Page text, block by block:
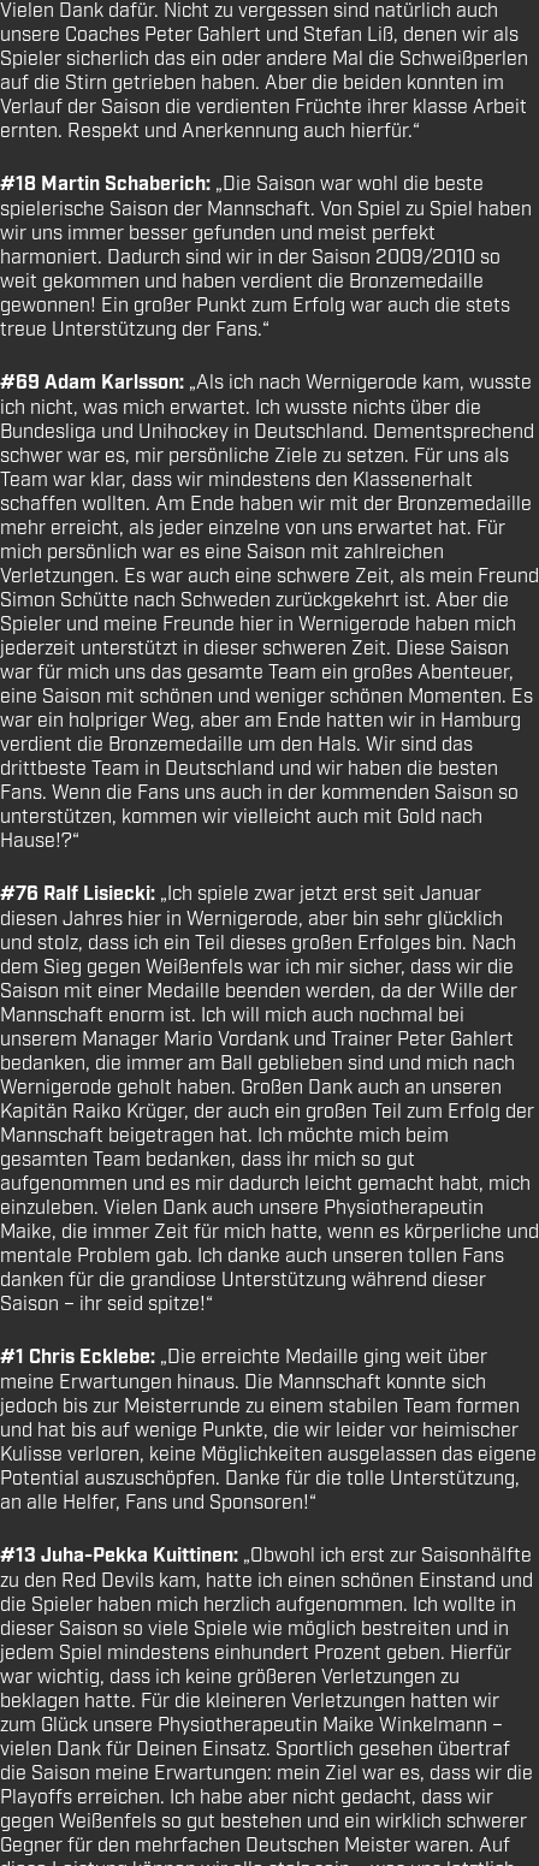
Vielen Dank dafür. Nicht zu vergessen sind natürlich auch
unsere Coaches Peter Gahlert und Stefan Liß, denen wir als
Spieler sicherlich das ein oder andere Mal die Schweißperlen
auf die Stirn getrieben haben. Aber die beiden konnten im
Verlauf der Saison die verdienten Früchte ihrer klasse Arbeit
ernten. Respekt und Anerkennung auch hierfür.“
#18 Martin Schaberich: „Die Saison war wohl die beste
spielerische Saison der Mannschaft. Von Spiel zu Spiel haben
wir uns immer besser gefunden und meist perfekt
harmoniert. Dadurch sind wir in der Saison 2009/2010 so
weit gekommen und haben verdient die Bronzemedaille
gewonnen! Ein großer Punkt zum Erfolg war auch die stets
treue Unterstützung der Fans.“
#69 Adam Karlsson: „Als ich nach Wernigerode kam, wusste
ich nicht, was mich erwartet. Ich wusste nichts über die
Bundesliga und Unihockey in Deutschland. Dementsprechend
schwer war es, mir persönliche Ziele zu setzen. Für uns als
Team war klar, dass wir mindestens den Klassenerhalt
schaffen wollten. Am Ende haben wir mit der Bronzemedaille
mehr erreicht, als jeder einzelne von uns erwartet hat. Für
mich persönlich war es eine Saison mit zahlreichen
Verletzungen. Es war auch eine schwere Zeit, als mein Freund
Simon Schütte nach Schweden zurückgekehrt ist. Aber die
Spieler und meine Freunde hier in Wernigerode haben mich
jederzeit unterstützt in dieser schweren Zeit. Diese Saison
war für mich uns das gesamte Team ein großes Abenteuer,
eine Saison mit schönen und weniger schönen Momenten. Es
war ein holpriger Weg, aber am Ende hatten wir in Hamburg
verdient die Bronzemedaille um den Hals. Wir sind das
drittbeste Team in Deutschland und wir haben die besten
Fans. Wenn die Fans uns auch in der kommenden Saison so
unterstützen, kommen wir vielleicht auch mit Gold nach
Hause!?“
#76 Ralf Lisiecki: „Ich spiele zwar jetzt erst seit Januar
diesen Jahres hier in Wernigerode, aber bin sehr glücklich
und stolz, dass ich ein Teil dieses großen Erfolges bin. Nach
dem Sieg gegen Weißenfels war ich mir sicher, dass wir die
Saison mit einer Medaille beenden werden, da der Wille der
Mannschaft enorm ist. Ich will mich auch nochmal bei
unserem Manager Mario Vordank und Trainer Peter Gahlert
bedanken, die immer am Ball geblieben sind und mich nach
Wernigerode geholt haben. Großen Dank auch an unseren
Kapitän Raiko Krüger, der auch ein großen Teil zum Erfolg der
Mannschaft beigetragen hat. Ich möchte mich beim
gesamten Team bedanken, dass ihr mich so gut
aufgenommen und es mir dadurch leicht gemacht habt, mich
einzuleben. Vielen Dank auch unsere Physiotherapeutin
Maike, die immer Zeit für mich hatte, wenn es körperliche und
mentale Problem gab. Ich danke auch unseren tollen Fans
danken für die grandiose Unterstützung während dieser
Saison – ihr seid spitze!“
#1 Chris Ecklebe: „Die erreichte Medaille ging weit über
meine Erwartungen hinaus. Die Mannschaft konnte sich
jedoch bis zur Meisterrunde zu einem stabilen Team formen
und hat bis auf wenige Punkte, die wir leider vor heimischer
Kulisse verloren, keine Möglichkeiten ausgelassen das eigene
Potential auszuschöpfen. Danke für die tolle Unterstützung,
an alle Helfer, Fans und Sponsoren!“
#13 Juha-Pekka Kuittinen: „Obwohl ich erst zur Saisonhälfte
zu den Red Devils kam, hatte ich einen schönen Einstand und
die Spieler haben mich herzlich aufgenommen. Ich wollte in
dieser Saison so viele Spiele wie möglich bestreiten und in
jedem Spiel mindestens einhundert Prozent geben. Hierfür
war wichtig, dass ich keine größeren Verletzungen zu
beklagen hatte. Für die kleineren Verletzungen hatten wir
zum Glück unsere Physiotherapeutin Maike Winkelmann –
vielen Dank für Deinen Einsatz. Sportlich gesehen übertraf
die Saison meine Erwartungen: mein Ziel war es, dass wir die
Playoffs erreichen. Ich habe aber nicht gedacht, dass wir
gegen Weißenfels so gut bestehen und ein wirklich schwerer
Gegner für den mehrfachen Deutschen Meister waren. Auf